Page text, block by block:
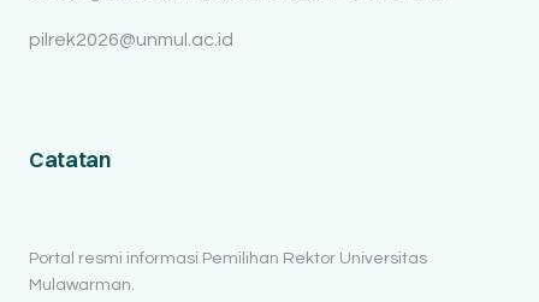
pilrek2026@unmul.ac.id
Catatan
Portal resmi informasi Pemilihan Rektor Universitas
Mulawarman.